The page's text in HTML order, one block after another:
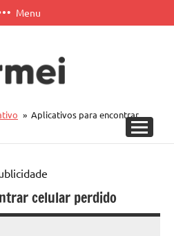
Menu
Aplicativos para encontrar
celular perdido